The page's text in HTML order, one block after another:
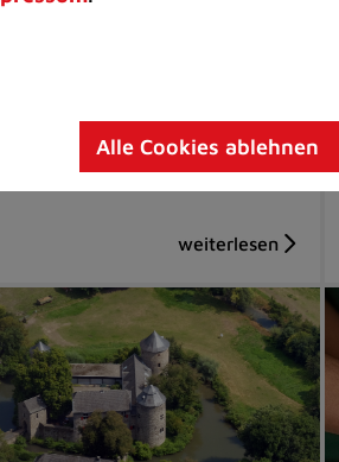
Alle Cookies ablehnen